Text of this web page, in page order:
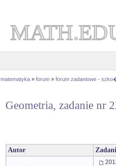
matematyka » forum » forum zadaniowe -
Geometria, zadanie nr
Autor